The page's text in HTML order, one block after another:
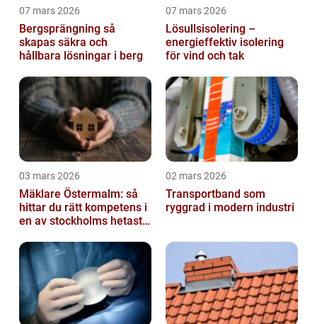
07 mars 2026
Bergsprängning så
skapas säkra och
hållbara lösningar i berg
07 mars 2026
Lösullsisolering –
energieffektiv isolering
för vind och tak
03 mars 2026
Mäklare Östermalm: så
hittar du rätt kompetens i
en av stockholms hetaste
02 mars 2026
Transportband som
ryggrad i modern industri